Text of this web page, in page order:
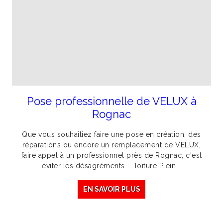
Pose professionnelle de VELUX à
Rognac
Que vous souhaitiez faire une pose en création, des
réparations ou encore un remplacement de VELUX,
faire appel à un professionnel près de Rognac, c'est
éviter les désagréments. Toiture Plein...
EN SAVOIR PLUS